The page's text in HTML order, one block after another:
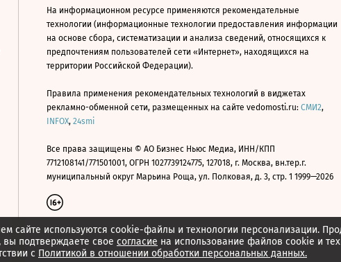
сайте используются cookie-файлы и технологии персонализации.
вы подтверждаете свое согласие на использование файлов cookie и
с Политикой в отношении обработки персональных данных.
На информационном ресурсе применяются рекомендательные
технологии (информационные технологии предоставления информации
на основе сбора, систематизации и анализа сведений, относящихся к
предпочтениям пользователей сети «Интернет», находящихся на
территории Российской Федерации).
Правила применения рекомендательных технологий в виджетах
рекламно-обменной сети, размещенных на сайте vedomosti.ru: СМИ2,
INFOX, 24smi
Все права защищены © АО Бизнес Ньюс Медиа, ИНН/КПП
7712108141/771501001, ОГРН 1027739124775, 127018, г. Москва, вн.тер.г.
муниципальный округ Марьина Роща, ул. Полковая, д. 3, стр. 1 1999—2026